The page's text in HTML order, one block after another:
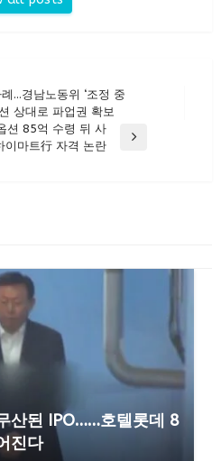
…경남노동위 ‘조정 중
상대로 파업권 확보
션 85억 수령 뒤 사
이마트行 자격 논란
산된 IPO……호텔롯데 8
진다